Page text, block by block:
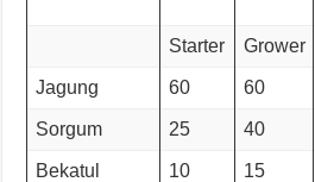
Starter Grower
Jagung 60 60
Sorgum 25 40
Bekatul 10 15